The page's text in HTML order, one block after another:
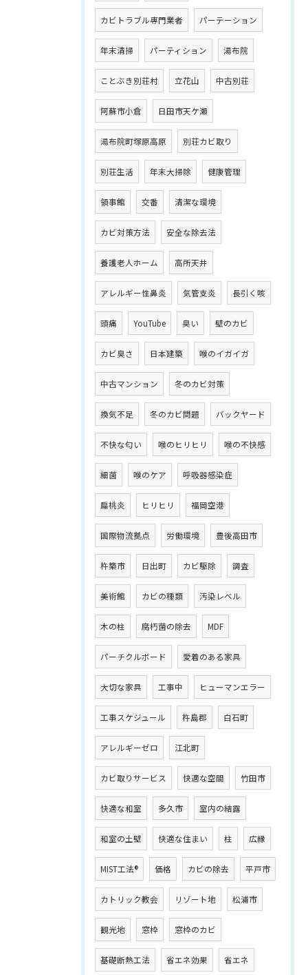
カビトラブル専門業者 パーテーション
年末清掃 パーティション 湯布院
ことぶき別荘村 立花山 中古別荘
阿蘇市小倉 日田市天ケ瀬
湯布院町塚原高原 別荘カビ取り
別荘生活 年末大掃除 健康管理
領事館 交番 清潔な環境
カビ対策方法 安全な除去法
養護老人ホーム 高所天井
アレルギー性鼻炎 気管支炎 長引く咳
頭痛 YouTube 臭い 壁のカビ
カビ臭さ 日本建築 喉のイガイガ
中古マンション 冬のカビ対策
換気不足 冬のカビ問題 バックヤード
不快な匂い 喉のヒリヒリ 喉の不快感
細菌 喉のケア 呼吸器感染症
扁桃炎 ヒリヒリ 福岡空港
国際物流拠点 労働環境 豊後高田市
杵築市 日出町 カビ駆除 調査
美術館 カビの種類 汚染レベル
木の柱 腐朽菌の除去 MDF
パーチクルボード 愛着のある家具
大切な家具 工事中 ヒューマンエラー
工事スケジュール 杵島郡 白石町
アレルギーゼロ 江北町
カビ取りサービス 快適な空間 竹田市
快適な和室 多久市 室内の結露
和室の土壁 快適な住まい 柱 広縁
MIST工法® 価格 カビの除去 平戸市
カトリック教会 リゾート地 松浦市
観光地 窓枠 窓枠のカビ
基礎断熱工法 省エネ効果 省エネ